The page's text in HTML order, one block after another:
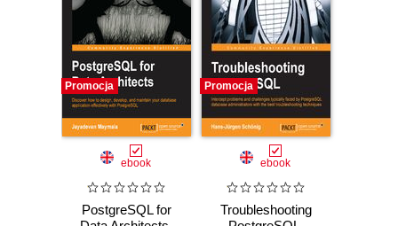
Promocja
ebook
PostgreSQL for
Promocja
ebook
Troubleshooting